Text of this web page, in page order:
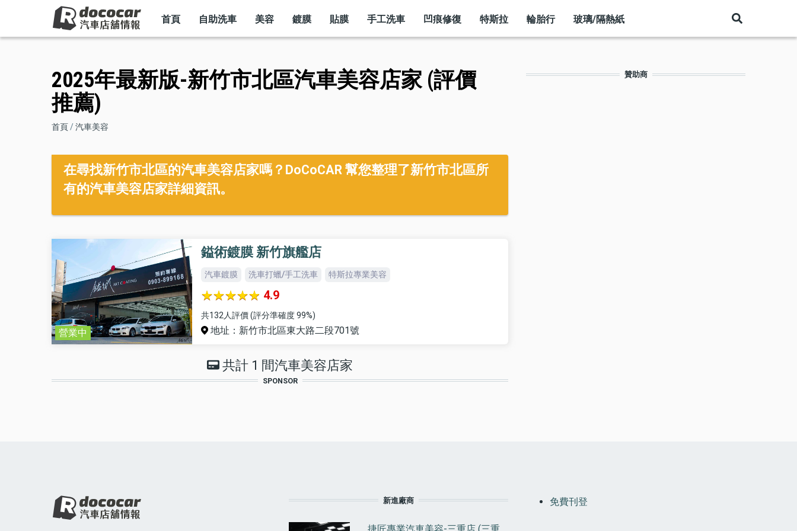
NAVIGATION
首頁 自助洗車 美容 鍍膜 貼膜 手工洗車 凹痕修復 特斯拉 輪胎行 玻璃/隔熱紙
2025年最新版-新竹市北區汽車美容店家 (評價
推薦)
導
航
連
結
首頁 汽車美容
在尋找新竹市北區的汽車美容店家嗎？DoCoCAR 幫您整理了新竹市北區所
有的汽車美容店家詳細資訊。
營業中
鎰術鍍膜 新竹旗艦店
汽車鍍膜 洗車打蠟/手工洗車 特斯拉專業美容
4.9
共132人評價 (評分準確度 99%)
地址：新竹市北區東大路二段701號
共計 1 間汽車美容店家
SPONSOR
贊助商
新進廠商
MENU免費刊登